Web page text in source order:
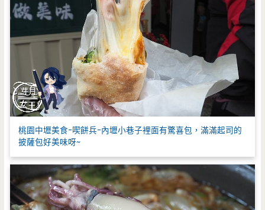
桃園中壢美食-喫餅兵-內壢小巷子裡面有驚喜包，滿滿起司的
披薩包好美味呀~